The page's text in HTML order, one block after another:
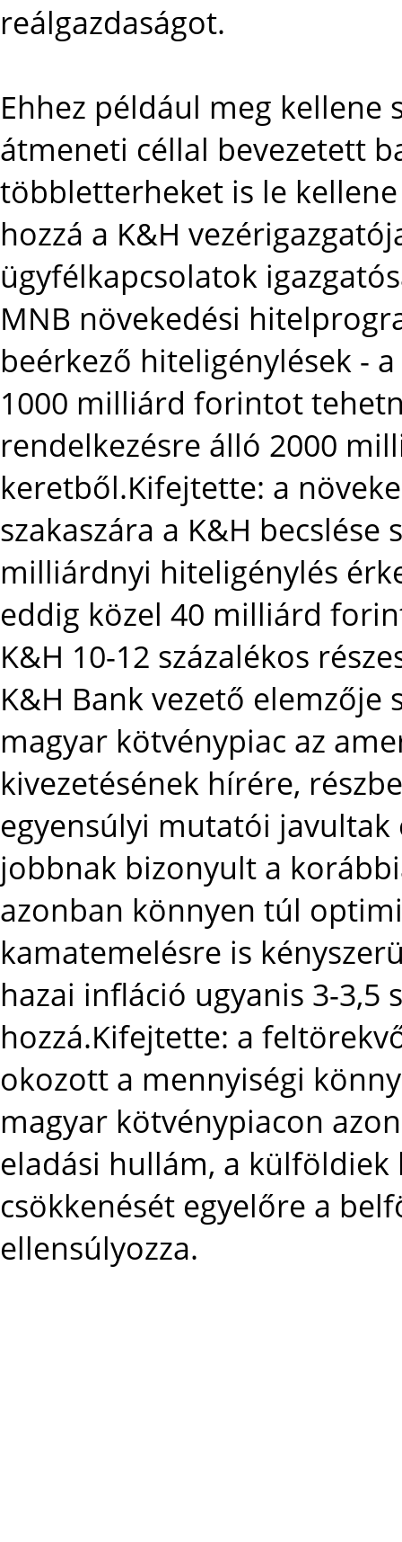
reálgazdaságot.
Ehhez például meg kellene
átmeneti céllal bevezetett
többletterheket is le
hozzá a K&H
ügyfélkapcsolatok
MNB növekedési
beérkező hiteligénylések -
1000 milliárd forintot
rendelkezésre álló 2000
keretből.Kifejtette: a
szakaszára a K&H
milliárdnyi hiteligénylés
eddig közel 40 milliárd
K&H 10-12 százalékos
K&H Bank vezető
magyar kötvénypiac az
kivezetésének hírére,
egyensúlyi mutatói
jobbnak bizonyult a
azonban könnyen túl
kamatemelésre is
hazai infláció ugyanis 3-3,5
hozzá.Kifejtette: a
okozott a mennyiségi
magyar kötvénypiacon
eladási hullám, a
csökkenését egyelőre a
ellensúlyozza.